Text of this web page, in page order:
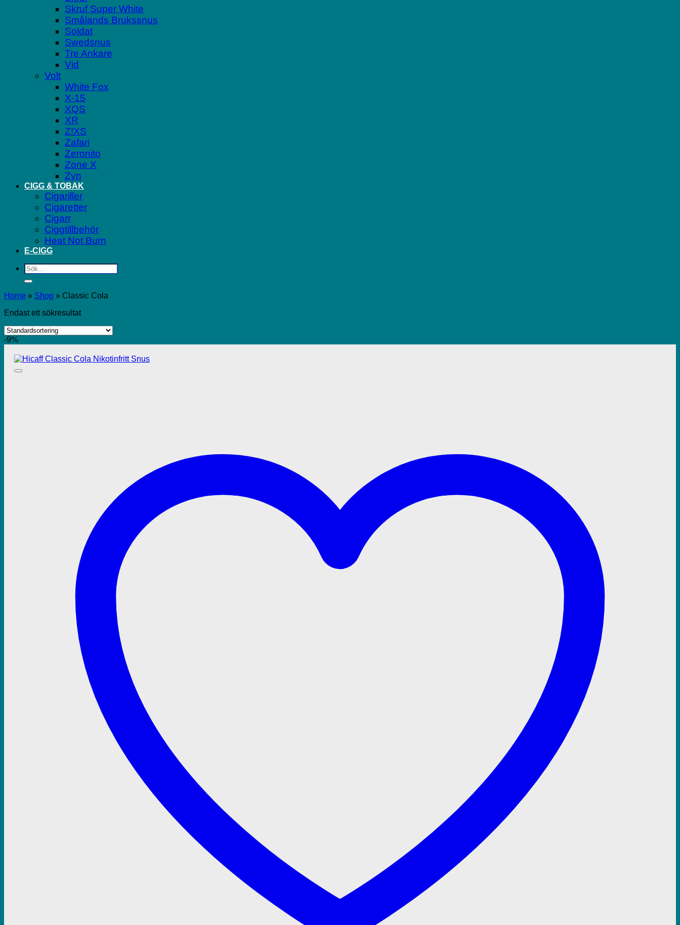
Skruf Super White
Smålands Brukssnus
Soldat
Swedsnus
Tre Ankare
Vid
Volt
White Fox
X-15
XQS
XR
Z!XS
Zafari
Zeronito
Zone X
Zyn
CIGG & TOBAK
Cigariller
Cigaretter
Cigarr
Ciggtillbehör
Heat Not Burn
E-CIGG
Sök
efter:
Home » Shop » Classic Cola
Endast ett sökresultat
-9%